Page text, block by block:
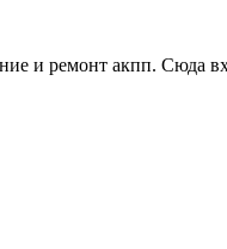
и ремонт акпп. Сюда